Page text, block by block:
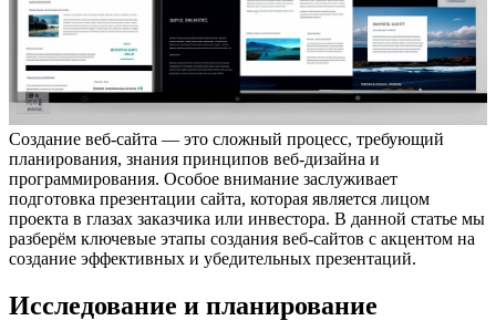
Создание веб-сайта — это сложный процесс, требующий
планирования, знания принципов веб-дизайна и
программирования. Особое внимание заслуживает
подготовка презентации сайта, которая является лицом
проекта в глазах заказчика или инвестора. В данной статье мы
разберём ключевые этапы создания веб-сайтов с акцентом на
создание эффективных и убедительных презентаций.
Исследование и планирование